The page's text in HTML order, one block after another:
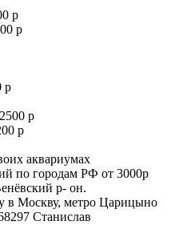
р
р
р
р
р
аквариумах
по городам РФ от 3000р
р- он.
в Москву, метро Царицыно
Станислав